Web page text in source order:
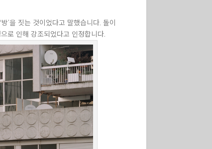
’을 짓는 것이었다고 말했습니다. 돌이
로 인해 강조되었다고 인정합니다.